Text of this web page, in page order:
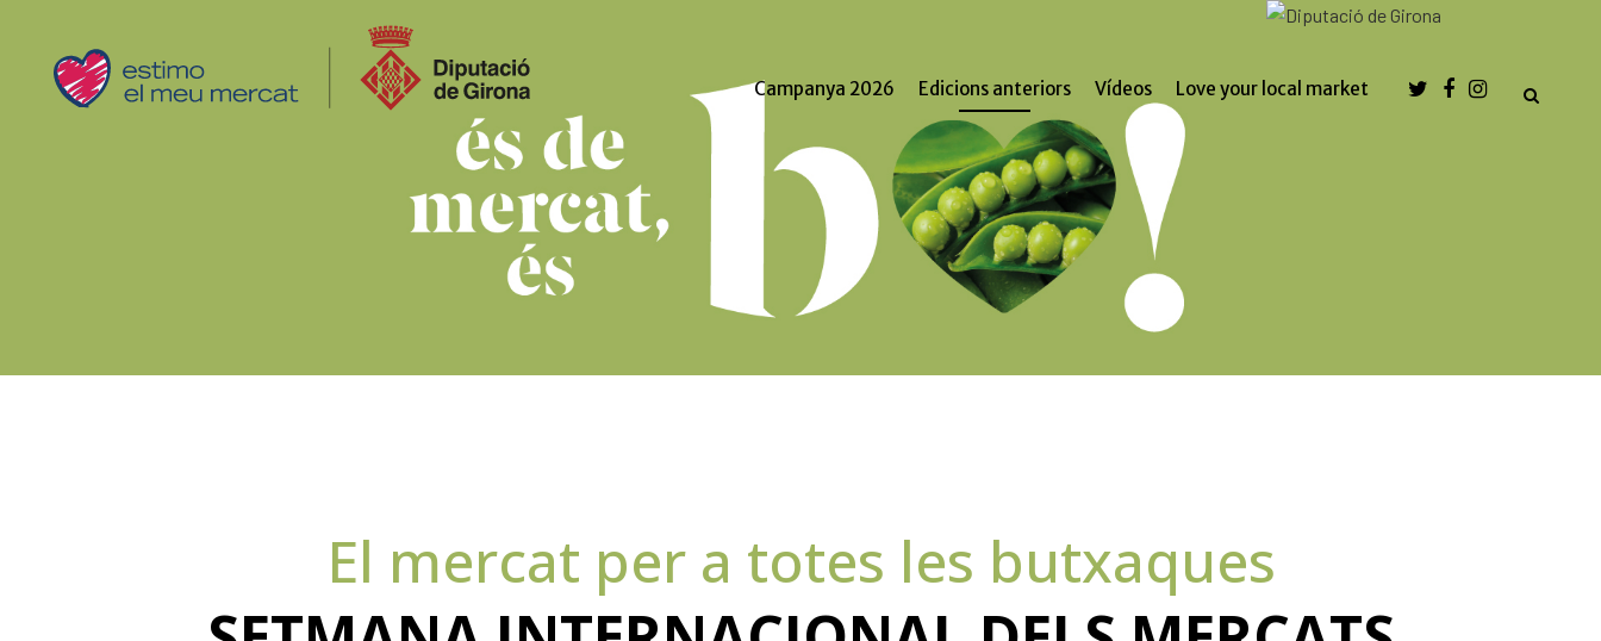
Campanya 2026 Edicions anteriors Vídeos Love your local market
El mercat per a totes les butxaques